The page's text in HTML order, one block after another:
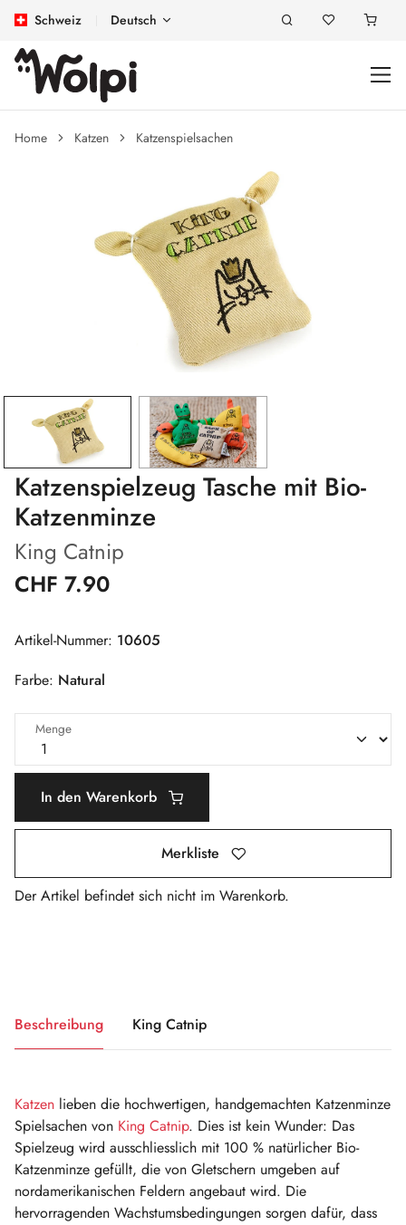
Schweiz Deutsch
Home Katzen Katzenspielsachen
Katzenspielzeug Tasche mit Bio-
Katzenminze
King Catnip
CHF 7.90
Artikel-Nummer: 10605
Farbe: Natural
Menge
In den Warenkorb
Merkliste
Der Artikel befindet sich nicht im Warenkorb.
Beschreibung King Catnip
Katzen lieben die hochwertigen, handgemachten Katzenminze
Spielsachen von King Catnip. Dies ist kein Wunder: Das
Spielzeug wird ausschliesslich mit 100 % natürlicher Bio-
Katzenminze gefüllt, die von Gletschern umgeben auf
nordamerikanischen Feldern angebaut wird. Die
hervorragenden Wachstumsbedingungen sorgen dafür, dass